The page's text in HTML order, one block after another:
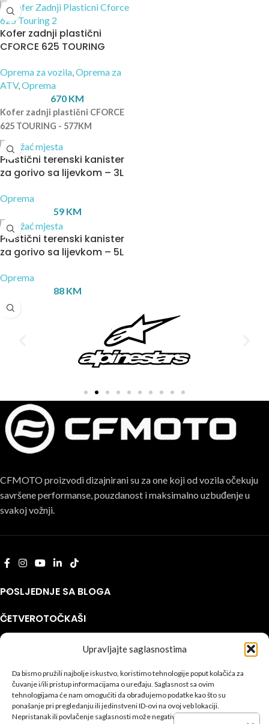
Upravljajte saglasnostima
Da bismo pružili najbolje iskustvo, koristimo tehnologije poput kolačića za
čuvanje i/ili pristup informacijama o uređaju. Saglasnost sa ovim
tehnologijama će nam omogućiti da obrađujemo podatke kao što su
ponašanje pri pregledanju ili jedinstveni ID-ovi na ovoj veb lokaciji.
Nepristanak ili povlačenje saglasnosti može negativno uticati na određene
Kofer zadnji plastični
CFORCE 625 TOURING
Oprema za vozila,Oprema za
ATV,Oprema
670 KM
Kofer zadnji plastični CFORCE
625 TOURING - 577KM
Plastični terenski kanister
za gorivo sa lijevkom – 3L
Oprema
59 KM
Plastični terenski kanister
za gorivo sa lijevkom – 5L
Oprema
88 KM
CFMOTO proizvodi dizajnirani su za one koji od vozila očekuju
savršene performanse, pouzdanost i maksimalno uzbuđenje u
svakoj vožnji.
POSLJEDNJE SA BLOGA
ČETVEROTOČKAŠI
INFORMACIJE
CFMOTO© 2026SEO Team.
Privatnost|Kolačići|Uslovi|Podešavanja kolačića